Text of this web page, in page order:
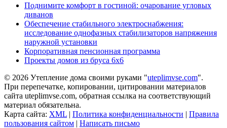
Поднимите комфорт в гостиной: очарование угловых
диванов
Обеспечение стабильного электроснабжения:
исследование однофазных стабилизаторов напряжения
наружной установки
Корпоративная пенсионная программа
Проекты домов из бруса 6х6
© 2026 Утепление дома своими руками "uteplimvse.com".
При перепечатке, копировании, цитировании материалов
сайта uteplimvse.com, обратная ссылка на соответствующий
материал обязательна.
Карта сайта: XML | Политика конфиденциальности | Правила
пользования сайтом | Написать письмо